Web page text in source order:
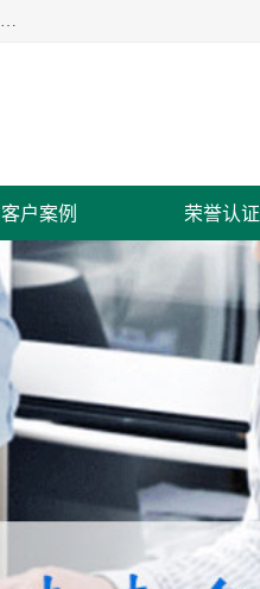
杭州贝安企业管理有限公司:iso咨询,杭州ISO认证,iso认证咨询,国军标认证,iso环境认证,27000信息安全认证,ISO20000信息技术认证,口罩检测报告,32610检测报告,CCRC认证,ISO50001认证,ITSS认证,两化融合认证,出口口罩检测报告等认证代理服务,本公司有近10年的体系咨询经验,能业务覆盖范围南到海南三亚北到新疆阿克苏.
客户案例 荣誉认证